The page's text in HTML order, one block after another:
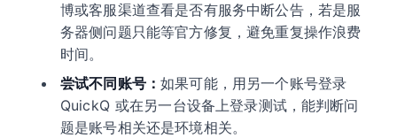
博或客服渠道查看是否有服务中断公告，若是服
务器侧问题只能等官方修复，避免重复操作浪费
时间。
尝试不同账号：如果可能，用另一个账号登录
QuickQ 或在另一台设备上登录测试，能判断问
题是账号相关还是环境相关。